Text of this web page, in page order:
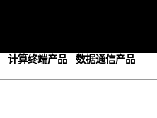
计算终端产品 数据通信产品